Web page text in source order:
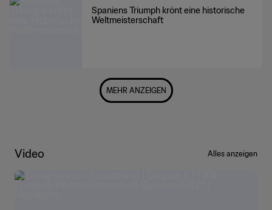
Spaniens Triumph krönt eine historische
Weltmeisterschaft
MEHR ANZEIGEN
Video Alles anzeigen